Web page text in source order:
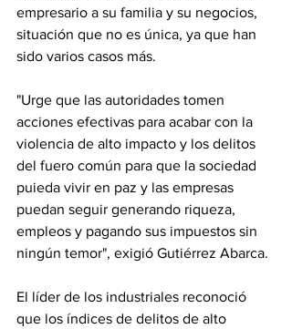
empresario a su familia y su negocios,
situación que no es única, ya que han
sido varios casos más.
"Urge que las autoridades tomen
acciones efectivas para acabar con la
violencia de alto impacto y los delitos
del fuero común para que la sociedad
puieda vivir en paz y las empresas
puedan seguir generando riqueza,
empleos y pagando sus impuestos sin
ningún temor", exigió Gutiérrez Abarca.
El líder de los industriales reconoció
que los índices de delitos de alto